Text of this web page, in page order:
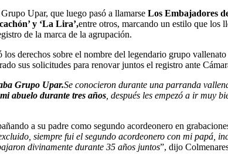
Upar, que luego pasó a llamarse Los Embajadores
y ‘La Lira’,entre otros, marcando un estilo que los
de la marca de la agrupación.
derechos sobre el nombre del legendario grupo
sus solicitudes para renovar juntos el registro ante
Grupo Upar.Se conocieron durante una parranda
abuelo durante tres años , después les empezó a ir muy
a su padre como segundo acordeonero en
siempre fui el segundo acordeonero con mi papá,
divinamente durante 35 años juntos”, dijo